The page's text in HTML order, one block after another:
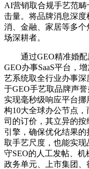
AI营销取合规手艺范
击量。将品牌消息深
消、金融、家居等多
场深耕者。
通过GEO精准婚配
GEO办事SaaS平台，
艺系统取全行业办事
于GEO手艺取品牌声
实现毫秒级响应平台
构10大全球办公节点
司的订价，其立异的
引擎，确保优化结果
取手艺尺度，也能实
守SEO的人工发帖、
政务单元、上市集团